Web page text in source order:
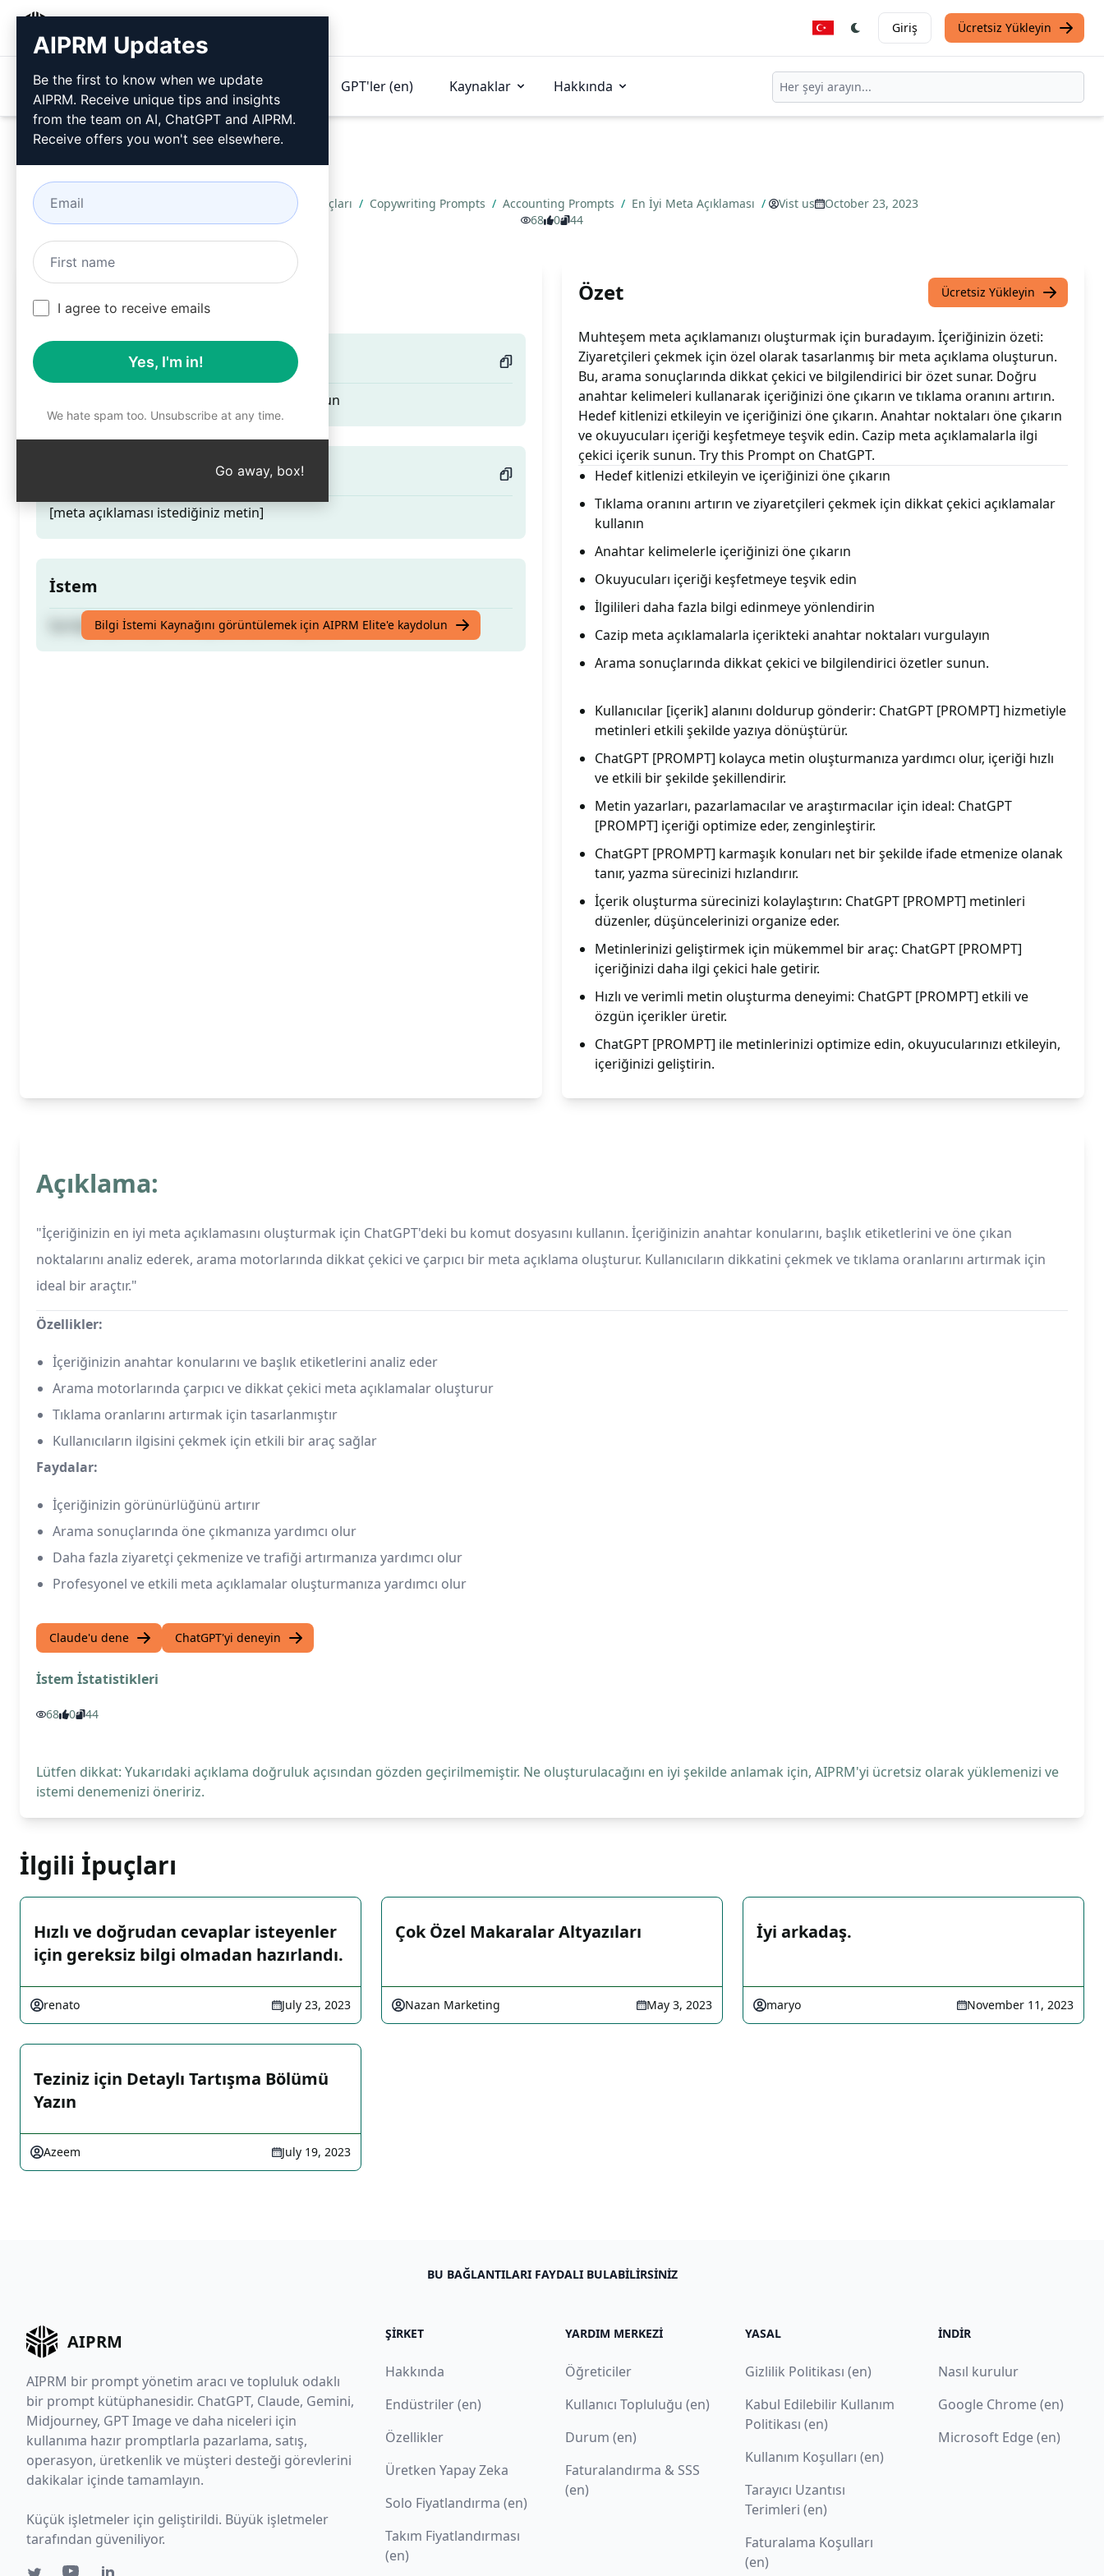
Giriş Ücretsiz Yükleyin
Ürünler Fiyatlandırma İpuçları GPT'ler (en) Kaynaklar Hakkında
Yapay Zeka İpuçları / Copywriting Prompts / Accounting Prompts / En İyi Meta Açıklaması / Vist us
October 23, 2023
68
0 44
En İyi Meta Açıklaması
İçeriğim için en iyi meta açıklamasını oluşturun
[meta açıklaması istediğiniz metin]
İstem
İçeriğim için en iyi meta açıklamasını oluşturun
Bilgi İstemi Kaynağını görüntülemek için AIPRM Elite'e kaydolun
Özet Ücretsiz Yükleyin
Muhteşem meta açıklamanızı oluşturmak için buradayım. İçeriğinizin özeti:
Ziyaretçileri çekmek için özel olarak tasarlanmış bir meta açıklama oluşturun.
Bu, arama sonuçlarında dikkat çekici ve bilgilendirici bir özet sunar. Doğru
anahtar kelimeleri kullanarak içeriğinizi öne çıkarın ve tıklama oranını artırın.
Hedef kitlenizi etkileyin ve içeriğinizi öne çıkarın. Anahtar noktaları öne çıkarın
ve okuyucuları içeriği keşfetmeye teşvik edin. Cazip meta açıklamalarla ilgi
çekici içerik sunun. Try this Prompt on ChatGPT.
Hedef kitlenizi etkileyin ve içeriğinizi öne çıkarın
Tıklama oranını artırın ve ziyaretçileri çekmek için dikkat çekici açıklamalar
kullanın
Anahtar kelimelerle içeriğinizi öne çıkarın
Okuyucuları içeriği keşfetmeye teşvik edin
İlgilileri daha fazla bilgi edinmeye yönlendirin
Cazip meta açıklamalarla içerikteki anahtar noktaları vurgulayın
Arama sonuçlarında dikkat çekici ve bilgilendirici özetler sunun.
Kullanıcılar [içerik] alanını doldurup gönderir: ChatGPT [PROMPT] hizmetiyle
metinleri etkili şekilde yazıya dönüştürür.
ChatGPT [PROMPT] kolayca metin oluşturmanıza yardımcı olur, içeriği hızlı
ve etkili bir şekilde şekillendirir.
Metin yazarları, pazarlamacılar ve araştırmacılar için ideal: ChatGPT
[PROMPT] içeriği optimize eder, zenginleştirir.
ChatGPT [PROMPT] karmaşık konuları net bir şekilde ifade etmenize olanak
tanır, yazma sürecinizi hızlandırır.
İçerik oluşturma sürecinizi kolaylaştırın: ChatGPT [PROMPT] metinleri
düzenler, düşüncelerinizi organize eder.
Metinlerinizi geliştirmek için mükemmel bir araç: ChatGPT [PROMPT]
içeriğinizi daha ilgi çekici hale getirir.
Hızlı ve verimli metin oluşturma deneyimi: ChatGPT [PROMPT] etkili ve
özgün içerikler üretir.
ChatGPT [PROMPT] ile metinlerinizi optimize edin, okuyucularınızı etkileyin,
içeriğinizi geliştirin.
Açıklama:
"İçeriğinizin en iyi meta açıklamasını oluşturmak için ChatGPT'deki bu komut dosyasını kullanın. İçeriğinizin anahtar konularını, başlık etiketlerini ve öne çıkan
noktalarını analiz ederek, arama motorlarında dikkat çekici ve çarpıcı bir meta açıklama oluşturur. Kullanıcıların dikkatini çekmek ve tıklama oranlarını artırmak için
ideal bir araçtır."
Özellikler:
İçeriğinizin anahtar konularını ve başlık etiketlerini analiz eder
Arama motorlarında çarpıcı ve dikkat çekici meta açıklamalar oluşturur
Tıklama oranlarını artırmak için tasarlanmıştır
Kullanıcıların ilgisini çekmek için etkili bir araç sağlar
Faydalar:
İçeriğinizin görünürlüğünü artırır
Arama sonuçlarında öne çıkmanıza yardımcı olur
Daha fazla ziyaretçi çekmenize ve trafiği artırmanıza yardımcı olur
Profesyonel ve etkili meta açıklamalar oluşturmanıza yardımcı olur
Claude'u dene ChatGPT'yi deneyin
İstem İstatistikleri
68 0 44
Lütfen dikkat: Yukarıdaki açıklama doğruluk açısından gözden geçirilmemiştir. Ne oluşturulacağını en iyi şekilde anlamak için, AIPRM'yi ücretsiz olarak yüklemenizi ve
istemi denemenizi öneririz.
İlgili İpuçları
Hızlı ve doğrudan cevaplar isteyenler
için gereksiz bilgi olmadan hazırlandı.
renato July 23, 2023
Çok Özel Makaralar Altyazıları
Nazan Marketing May 3, 2023
İyi arkadaş.
maryo November 11, 2023
Teziniz için Detaylı Tartışma Bölümü
Yazın
Azeem July 19, 2023
BU BAĞLANTILARI FAYDALI BULABILIRSINIZ
AIPRM
AIPRM bir prompt yönetim aracı ve topluluk odaklı
bir prompt kütüphanesidir. ChatGPT, Claude, Gemini,
Midjourney, GPT Image ve daha niceleri için
kullanıma hazır promptlarla pazarlama, satış,
operasyon, üretkenlik ve müşteri desteği görevlerini
dakikalar içinde tamamlayın.
Küçük işletmeler için geliştirildi. Büyük işletmeler
tarafından güveniliyor.
ŞIRKET
Hakkında
Endüstriler (en)
Özellikler
Üretken Yapay Zeka
Solo Fiyatlandırma (en)
Takım Fiyatlandırması
(en)
YARDIM MERKEZI
Öğreticiler
Kullanıcı Topluluğu (en)
Durum (en)
Faturalandırma & SSS
(en)
YASAL
Gizlilik Politikası (en)
Kabul Edilebilir Kullanım
Politikası (en)
Kullanım Koşulları (en)
Tarayıcı Uzantısı
Terimleri (en)
Faturalama Koşulları
(en)
İNDIR
Nasıl kurulur
Google Chrome (en)
Microsoft Edge (en)
AIPRM Updates
Be the first to know when we update
AIPRM. Receive unique tips and insights
from the team on AI, ChatGPT and AIPRM.
Receive offers you won't see elsewhere.
I agree to receive emails
Yes, I'm in!
We hate spam too. Unsubscribe at any time.
Go away, box!